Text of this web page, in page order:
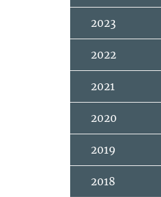
2023
2022
2021
2020
2019
2018